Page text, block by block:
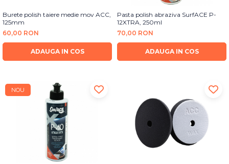
Burete polish taiere medie mov ACC,
125mm
60,00 RON
ADAUGA IN COS
Pasta polish abraziva SurfACE P-
12XTRA, 250ml
70,00 RON
ADAUGA IN COS
NOU